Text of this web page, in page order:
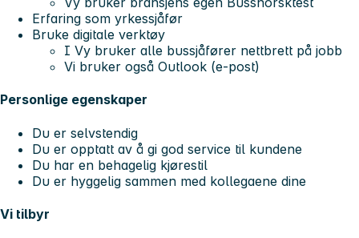
Erfaring som yrkessjåfør
Bruke digitale verktøy
I Vy bruker alle bussjåfører nettbrett på jobb
Vi bruker også Outlook (e-post)
Personlige egenskaper
Du er selvstendig
Du er opptatt av å gi god service til kundene
Du har en behagelig kjørestil
Du er hyggelig sammen med kollegaene dine
Vi tilbyr